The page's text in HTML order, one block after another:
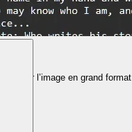
Montrer l’image en grand format